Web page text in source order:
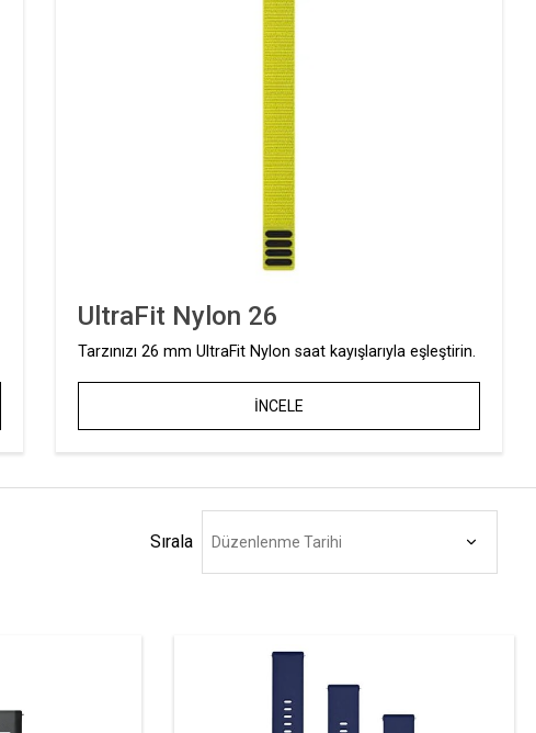
UltraFit Nylon 26
Tarzınızı 26 mm UltraFit Nylon saat kayışlarıyla eşleştirin.
İNCELE
Sırala